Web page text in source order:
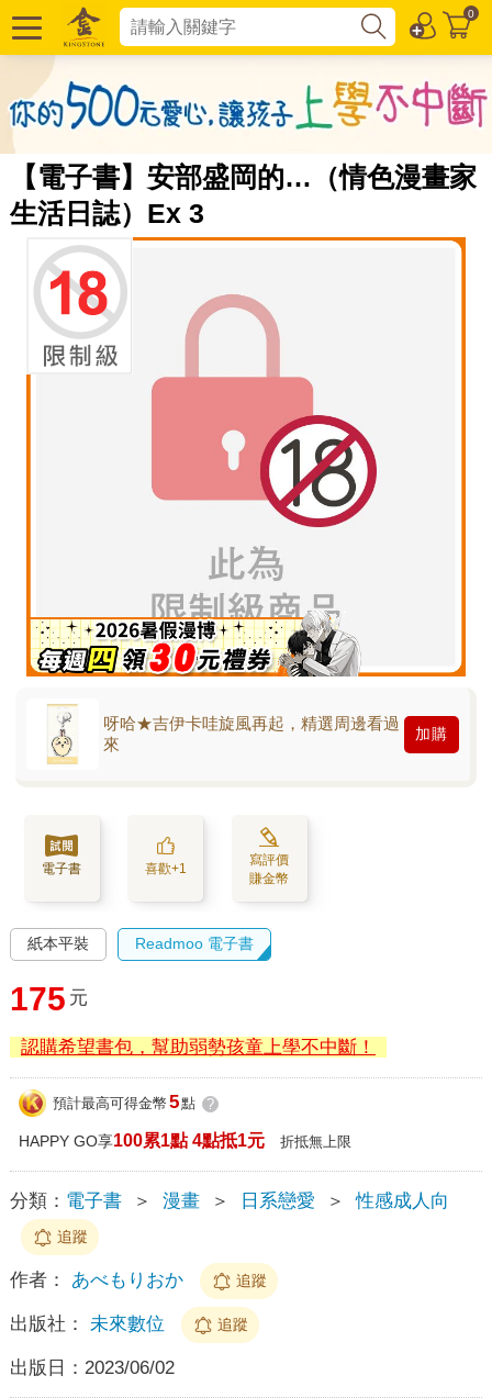
0
【電子書】安部盛岡的…（情色漫畫家
生活日誌）Ex 3
呀哈★吉伊卡哇旋風再起，精選周邊看過
來
加購
電子書 喜歡+1
寫評價
賺金幣
紙本平裝 Readmoo 電子書
175 元
認購希望書包，幫助弱勢孩童上學不中斷！
預計最高可得金幣 5點 ?
HAPPY GO享100累1點 4點抵1元 折抵無上限
分類： 電子書 ＞ 漫畫 ＞ 日系戀愛 ＞ 性感成人向
追蹤
作者： あべもりおか 追蹤
出版社： 未來數位 追蹤
出版日： 2023/06/02